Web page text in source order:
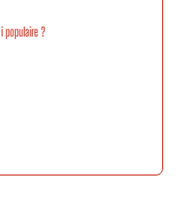
populaire ?